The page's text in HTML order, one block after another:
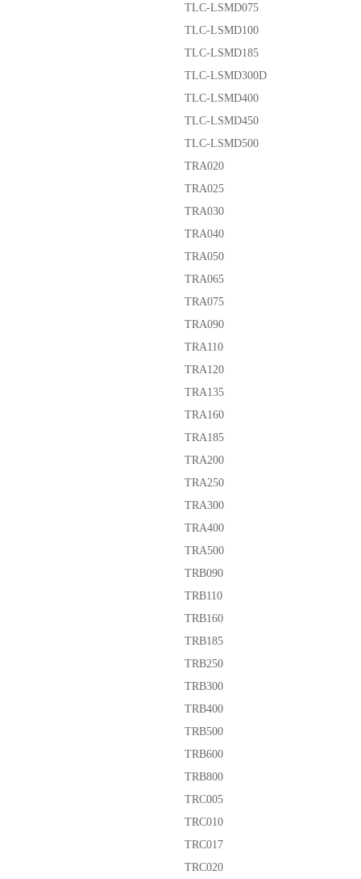
TLC-LSMD075
TLC-LSMD100
TLC-LSMD185
TLC-LSMD300D
TLC-LSMD400
TLC-LSMD450
TLC-LSMD500
TRA020
TRA025
TRA030
TRA040
TRA050
TRA065
TRA075
TRA090
TRA110
TRA120
TRA135
TRA160
TRA185
TRA200
TRA250
TRA300
TRA400
TRA500
TRB090
TRB110
TRB160
TRB185
TRB250
TRB300
TRB400
TRB500
TRB600
TRB800
TRC005
TRC010
TRC017
TRC020